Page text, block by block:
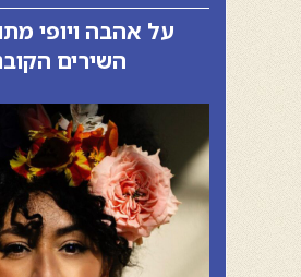
על אהבה ויופי
השירים